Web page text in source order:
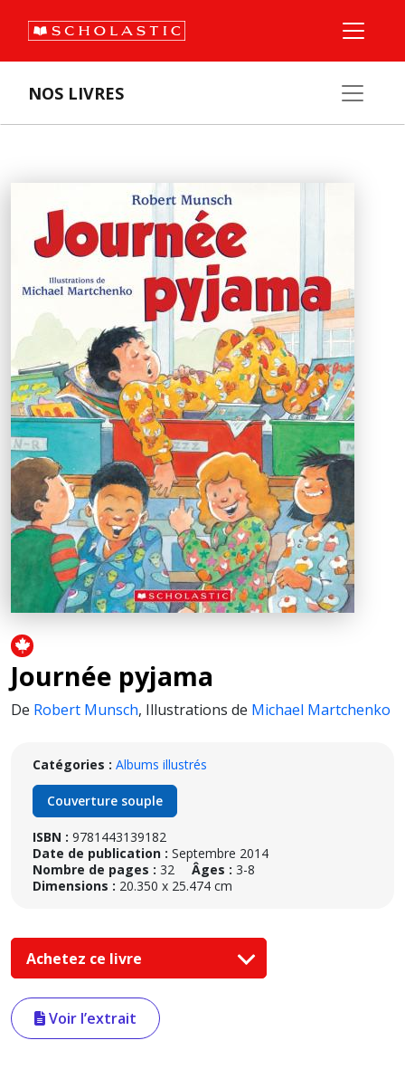
NOS LIVRES
Journée pyjama
De Robert Munsch, Illustrations de Michael Martchenko
Catégories : Albums illustrés
Couverture souple
ISBN : 9781443139182
Date de publication : Septembre 2014
Nombre de pages : 32 Âges : 3-8
Dimensions : 20.350 x 25.474 cm
Achetez ce livre
Voir l’extrait